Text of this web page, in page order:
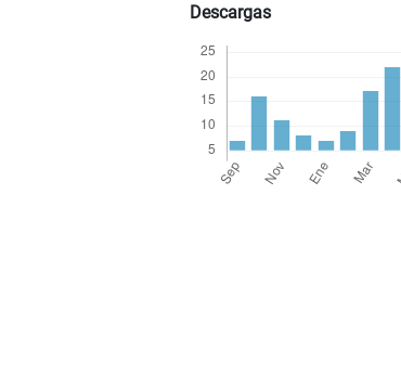
Descargas